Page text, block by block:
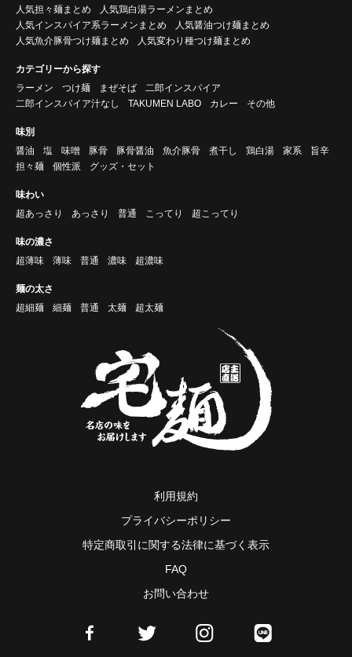
人気担々麺まとめ
人気鶏白湯ラーメンまとめ
人気インスパイア系ラーメンまとめ
人気醤油つけ麺まとめ
人気魚介豚骨つけ麺まとめ
人気変わり種つけ麺まとめ
カテゴリーから探す
ラーメン
つけ麺 まぜそば
二郎インスパイア
二郎インスパイア汁なし
TAKUMEN LABO カレー その他
味別
醤油
塩 味噌 豚骨 豚骨醤油 魚介豚骨 煮干し 鶏白湯 家系
旨辛
担々麺
個性派 グッズ・セット
味わい
超あっさり
あっさり 普通 こってり 超こってり
味の濃さ
超薄味
薄味 普通 濃味 超濃味
麺の太さ
超細麺
細麺 普通 太麺 超太麺
利用規約
プライバシーポリシー
特定商取引に関する法律に基づく表示
FAQ
お問い合わせ